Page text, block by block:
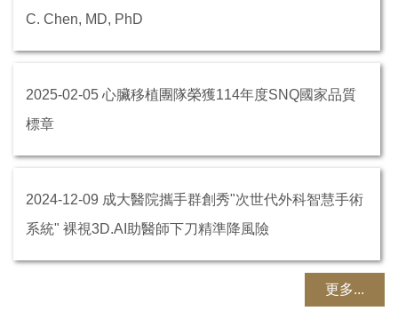
C. Chen, MD, PhD
2025-02-05 心臟移植團隊榮獲114年度SNQ國家品質
標章
2024-12-09 成大醫院攜手群創秀"次世代外科智慧手術
系統" 裸視3D.AI助醫師下刀精準降風險
更多...